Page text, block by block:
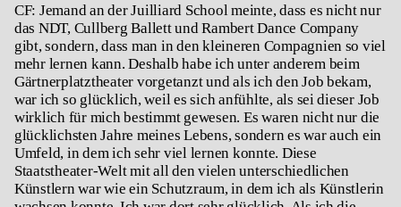
CF: Jemand an der Juilliard School meinte, dass es nicht nur
das NDT, Cullberg Ballett und Rambert Dance Company
gibt, sondern, dass man in den kleineren Compagnien so viel
mehr lernen kann. Deshalb habe ich unter anderem beim
Gärtnerplatztheater vorgetanzt und als ich den Job bekam,
war ich so glücklich, weil es sich anfühlte, als sei dieser Job
wirklich für mich bestimmt gewesen. Es waren nicht nur die
glücklichsten Jahre meines Lebens, sondern es war auch ein
Umfeld, in dem ich sehr viel lernen konnte. Diese
Staatstheater-Welt mit all den vielen unterschiedlichen
Künstlern war wie ein Schutzraum, in dem ich als Künstlerin